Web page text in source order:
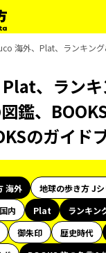
海外、Plat、ランキン
、ランキ
鑑、
のガイド
海外
地球の歩き方 Jシ
内 Plat
ランキン
御朱印 歴史時代